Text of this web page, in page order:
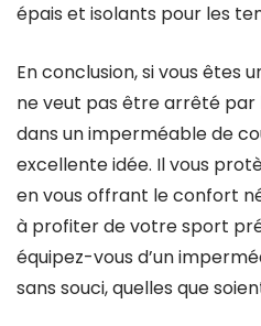
épais et isolants pour les
En conclusion, si vous êtes
ne veut pas être arrêté par
dans un imperméable de
excellente idée. Il vous
en vous offrant le confort
à profiter de votre sport
équipez-vous d’un
sans souci, quelles que